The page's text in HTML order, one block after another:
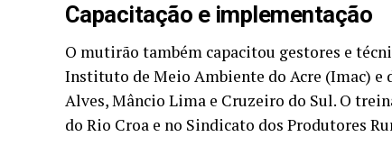
Capacitação e implementação
O mutirão também capacitou gestores e
Instituto de Meio Ambiente do Acre (Imac) e
Alves, Mâncio Lima e Cruzeiro do Sul. O
do Rio Croa e no Sindicato dos Produtores